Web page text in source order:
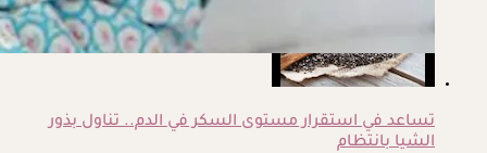
تساعد في استقرار مستوى السكر في الدم.. تناول بذور
الشيا بانتظام